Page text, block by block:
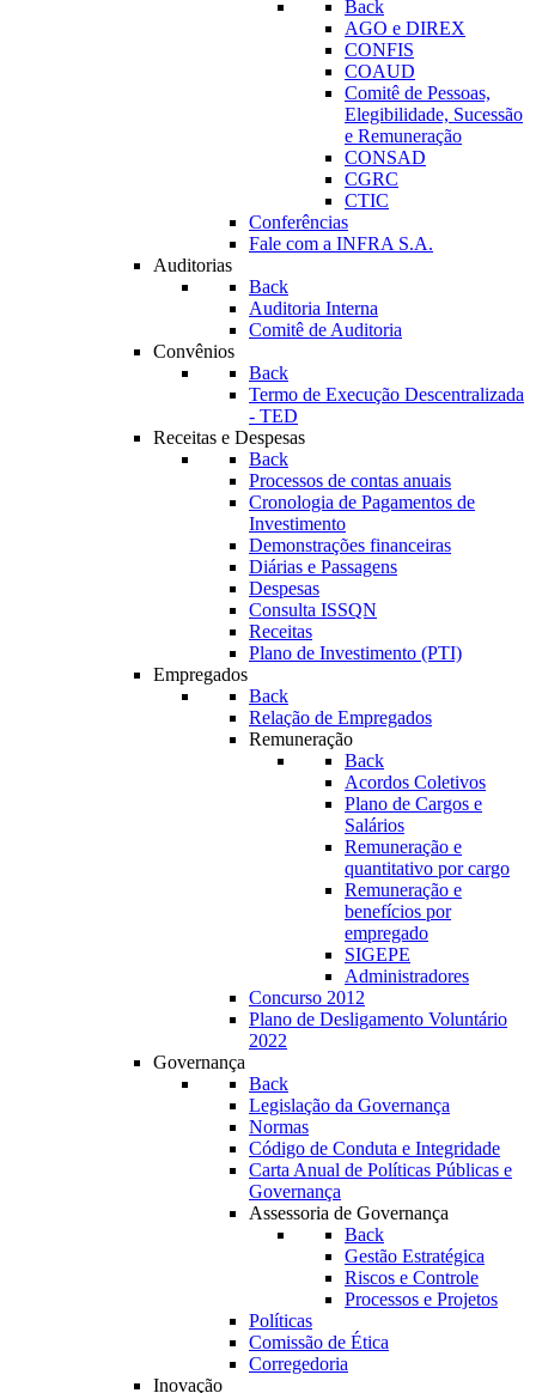
Back
AGO e DIREX
CONFIS
COAUD
Comitê de Pessoas,
Elegibilidade, Sucessão
e Remuneração
CONSAD
CGRC
CTIC
Conferências
Fale com a INFRA S.A.
Auditorias
Back
Auditoria Interna
Comitê de Auditoria
Convênios
Back
Termo de Execução Descentralizada
- TED
Receitas e Despesas
Back
Processos de contas anuais
Cronologia de Pagamentos de
Investimento
Demonstrações financeiras
Diárias e Passagens
Despesas
Consulta ISSQN
Receitas
Plano de Investimento (PTI)
Empregados
Back
Relação de Empregados
Remuneração
Back
Acordos Coletivos
Plano de Cargos e
Salários
Remuneração e
quantitativo por cargo
Remuneração e
benefícios por
empregado
SIGEPE
Administradores
Concurso 2012
Plano de Desligamento Voluntário
2022
Governança
Back
Legislação da Governança
Normas
Código de Conduta e Integridade
Carta Anual de Políticas Públicas e
Governança
Assessoria de Governança
Back
Gestão Estratégica
Riscos e Controle
Processos e Projetos
Políticas
Comissão de Ética
Corregedoria
Inovação